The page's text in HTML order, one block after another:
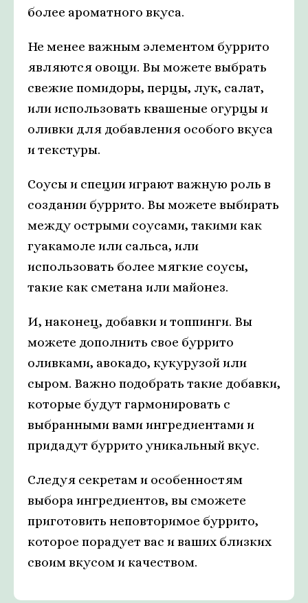
более ароматного вкуса.
Не менее важным элементом буррито
являются овощи. Вы можете выбрать
свежие помидоры, перцы, лук, салат,
или использовать квашеные огурцы и
оливки для добавления особого вкуса
и текстуры.
Соусы и специи играют важную роль в
создании буррито. Вы можете выбирать
между острыми соусами, такими как
гуакамоле или сальса, или
использовать более мягкие соусы,
такие как сметана или майонез.
И, наконец, добавки и топпинги. Вы
можете дополнить свое буррито
оливками, авокадо, кукурузой или
сыром. Важно подобрать такие добавки,
которые будут гармонировать с
выбранными вами ингредиентами и
придадут буррито уникальный вкус.
Следуя секретам и особенностям
выбора ингредиентов, вы сможете
приготовить неповторимое буррито,
которое порадует вас и ваших близких
своим вкусом и качеством.